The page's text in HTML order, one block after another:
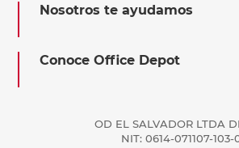
Nosotros te ayudamos
Conoce Office Depot
OD EL SALVADOR LTDA
NIT: 0614-071107-103-